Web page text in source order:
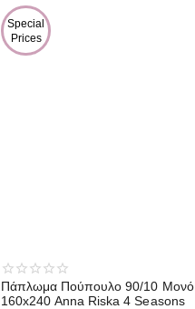
Special
Prices
Πάπλωμα Πούπουλο 90/10 Μονό
160x240 Anna Riska 4 Seasons